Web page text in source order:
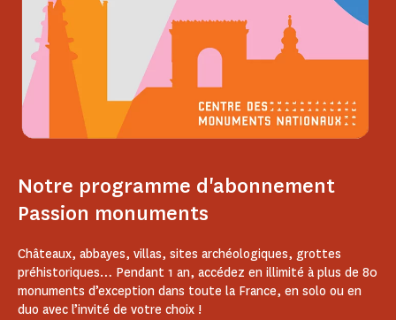
Notre programme d'abonnement
Passion monuments
Châteaux, abbayes, villas, sites archéologiques, grottes
préhistoriques… Pendant 1 an, accédez en illimité à plus de 80
monuments d’exception dans toute la France, en solo ou en
duo avec l’invité de votre choix !